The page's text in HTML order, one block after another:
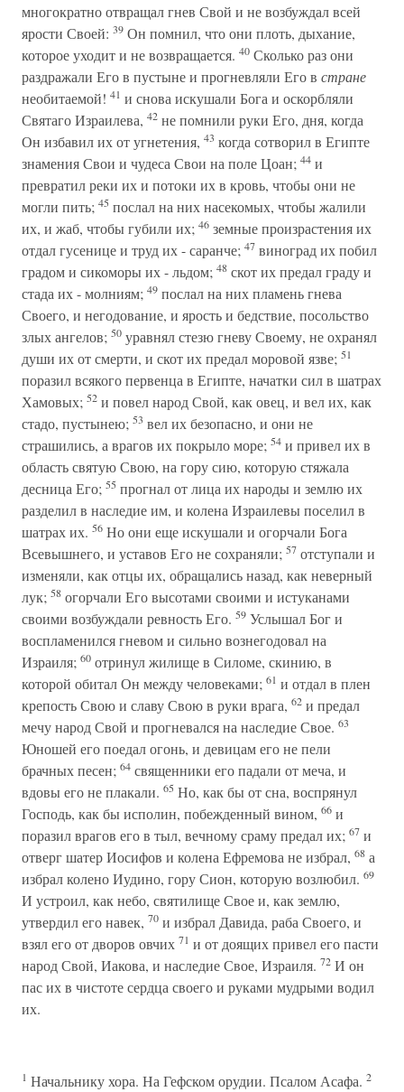
многократно отвращал гнев Свой и не возбуждал всей
ярости Своей: 39 Он помнил, что они плоть, дыхание,
которое уходит и не возвращается. 40 Сколько раз они
раздражали Его в пустыне и прогневляли Его в стране
необитаемой! 41 и снова искушали Бога и оскорбляли
Святаго Израилева, 42 не помнили руки Его, дня, когда
Он избавил их от угнетения, 43 когда сотворил в Египте
знамения Свои и чудеса Свои на поле Цоан; 44 и
превратил реки их и потоки их в кровь, чтобы они не
могли пить; 45 послал на них насекомых, чтобы жалили
их, и жаб, чтобы губили их; 46 земные произрастения их
отдал гусенице и труд их - саранче; 47 виноград их побил
градом и сикоморы их - льдом; 48 скот их предал граду и
стада их - молниям; 49 послал на них пламень гнева
Своего, и негодование, и ярость и бедствие, посольство
злых ангелов; 50 уравнял стезю гневу Своему, не охранял
души их от смерти, и скот их предал моровой язве; 51
поразил всякого первенца в Египте, начатки сил в шатрах
Хамовых; 52 и повел народ Свой, как овец, и вел их, как
стадо, пустынею; 53 вел их безопасно, и они не
страшились, а врагов их покрыло море; 54 и привел их в
область святую Свою, на гору сию, которую стяжала
десница Его; 55 прогнал от лица их народы и землю их
разделил в наследие им, и колена Израилевы поселил в
шатрах их. 56 Но они еще искушали и огорчали Бога
Всевышнего, и уставов Его не сохраняли; 57 отступали и
изменяли, как отцы их, обращались назад, как неверный
лук; 58 огорчали Его высотами своими и истуканами
своими возбуждали ревность Его. 59 Услышал Бог и
воспламенился гневом и сильно вознегодовал на
Израиля; 60 отринул жилище в Силоме, скинию, в
которой обитал Он между человеками; 61 и отдал в плен
крепость Свою и славу Свою в руки врага, 62 и предал
мечу народ Свой и прогневался на наследие Свое. 63
Юношей его поедал огонь, и девицам его не пели
брачных песен; 64 священники его падали от меча, и
вдовы его не плакали. 65 Но, как бы от сна, воспрянул
Господь, как бы исполин, побежденный вином, 66 и
поразил врагов его в тыл, вечному сраму предал их; 67 и
отверг шатер Иосифов и колена Ефремова не избрал, 68 а
избрал колено Иудино, гору Сион, которую возлюбил. 69
И устроил, как небо, святилище Свое и, как землю,
утвердил его навек, 70 и избрал Давида, раба Своего, и
взял его от дворов овчих 71 и от доящих привел его пасти
народ Свой, Иакова, и наследие Свое, Израиля. 72 И он
пас их в чистоте сердца своего и руками мудрыми водил
их.
1 Начальнику хора. На Гефском орудии. Псалом Асафа. 2